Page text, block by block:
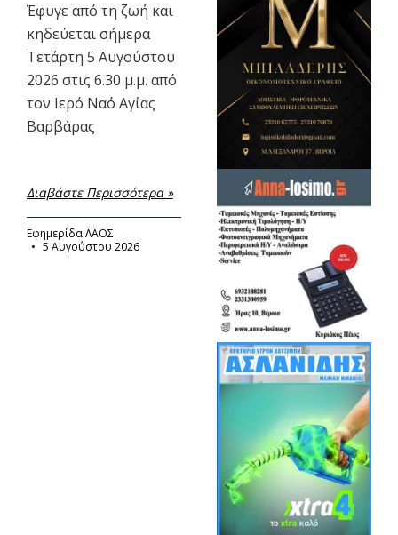
Έφυγε από τη ζωή και
κηδεύεται σήμερα
Τετάρτη 5 Αυγούστου
2026 στις 6.30 μ.μ. από
τον Ιερό Ναό Αγίας
Βαρβάρας
Διαβάστε Περισσότερα »
Εφημερίδα ΛΑΟΣ
5 Αυγούστου 2026